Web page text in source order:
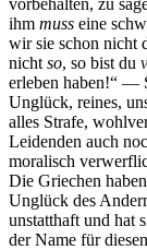
ihm muss eine
wir sie schon nicht
nicht so, so bist du
erleben haben!“ —
Unglück, reines,
alles Strafe,
Leidenden auch
moralisch
Die Griechen
Unglück des
unstatthaft und hat
der Name für diesen